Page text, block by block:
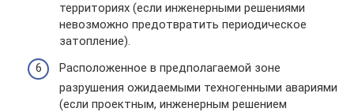
территориях (если инженерными решениями
невозможно предотвратить периодическое
затопление).
Расположенное в предполагаемой зоне
разрушения ожидаемыми техногенными авариями
(если проектным, инженерным решением